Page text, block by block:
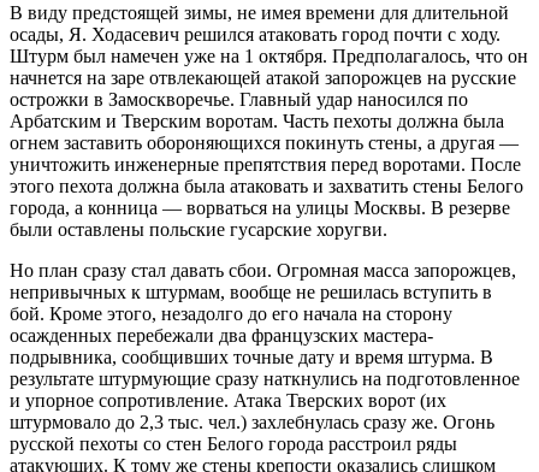
В виду предстоящей зимы, не имея времени для длительной
осады, Я. Ходасевич решился атаковать город почти с ходу.
Штурм был намечен уже на 1 октября. Предполагалось, что он
начнется на заре отвлекающей атакой запорожцев на русские
острожки в Замоскворечье. Главный удар наносился по
Арбатским и Тверским воротам. Часть пехоты должна была
огнем заставить обороняющихся покинуть стены, а другая —
уничтожить инженерные препятствия перед воротами. После
этого пехота должна была атаковать и захватить стены Белого
города, а конница — ворваться на улицы Москвы. В резерве
были оставлены польские гусарские хоругви.
Но план сразу стал давать сбои. Огромная масса запорожцев,
непривычных к штурмам, вообще не решилась вступить в
бой. Кроме этого, незадолго до его начала на сторону
осажденных перебежали два французских мастера-
подрывника, сообщивших точные дату и время штурма. В
результате штурмующие сразу наткнулись на подготовленное
и упорное сопротивление. Атака Тверских ворот (их
штурмовало до 2,3 тыс. чел.) захлебнулась сразу же. Огонь
русской пехоты со стен Белого города расстроил ряды
атакующих. К тому же стены крепости оказались слишком